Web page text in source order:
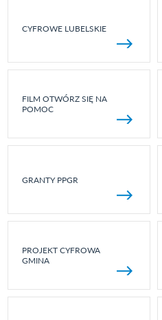
CYFROWE LUBELSKIE
FILM OTWÓRZ SIĘ NA
POMOC
GRANTY PPGR
PROJEKT CYFROWA
GMINA